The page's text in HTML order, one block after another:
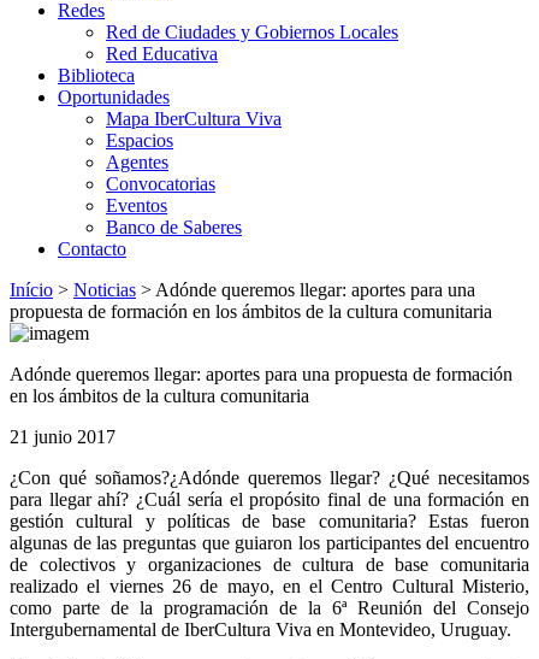
Redes
Red de Ciudades y Gobiernos Locales
Red Educativa
Biblioteca
Oportunidades
Mapa IberCultura Viva
Espacios
Agentes
Convocatorias
Eventos
Banco de Saberes
Contacto
Início > Noticias > Adónde queremos llegar: aportes para una
propuesta de formación en los ámbitos de la cultura comunitaria
Adónde queremos llegar: aportes para una propuesta de formación
en los ámbitos de la cultura comunitaria
21 junio 2017
¿Con qué soñamos?¿Adónde queremos llegar? ¿Qué necesitamos
para llegar ahí? ¿Cuál sería el propósito final de una formación en
gestión cultural y políticas de base comunitaria? Estas fueron
algunas de las preguntas que guiaron los participantes del encuentro
de colectivos y organizaciones de cultura de base comunitaria
realizado el viernes 26 de mayo, en el Centro Cultural Misterio,
como parte de la programación de la 6ª Reunión del Consejo
Intergubernamental de IberCultura Viva en Montevideo, Uruguay.